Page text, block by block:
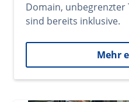
Domain, unbegrenzter
sind bereits inklusive.
Mehr